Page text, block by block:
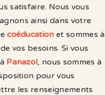
satisfaire. Nous vous
ainsi dans votre
coéducation et sommes à
de vos besoins. Si vous
Panazol, nous sommes à
pour vous
les renseignements